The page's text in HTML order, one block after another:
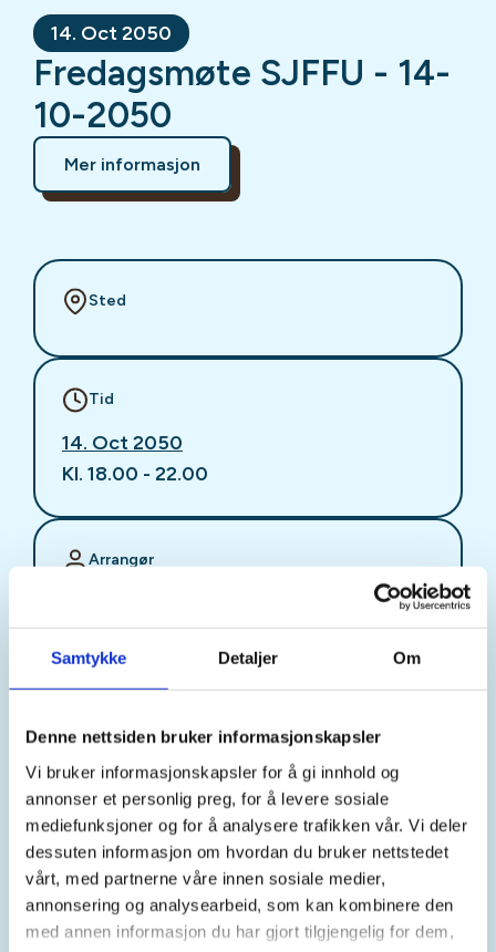
Samtykke Detaljer Om
Denne nettsiden bruker informasjonskapsler
Vi bruker informasjonskapsler for å gi innhold og
annonser et personlig preg, for å levere sosiale
mediefunksjoner og for å analysere trafikken vår. Vi deler
dessuten informasjon om hvordan du bruker nettstedet
vårt, med partnerne våre innen sosiale medier,
annonsering og analysearbeid, som kan kombinere den
med annen informasjon du har gjort tilgjengelig for dem,
14. Oct 2050
Fredagsmøte SJFFU - 14-
10-2050
Mer informasjon
Sted
Tid
14. Oct 2050
Kl. 18.00 - 22.00
Arrangør
Kontaktperson
sjffung@outlook.com
Fast fredagsmøte i
Ungdomsutvalget SJFF
(SJFFU)